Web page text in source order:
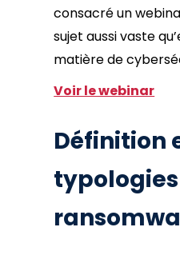
consacré un
sujet aussi vaste
matière de
Voir le webinar
Définition